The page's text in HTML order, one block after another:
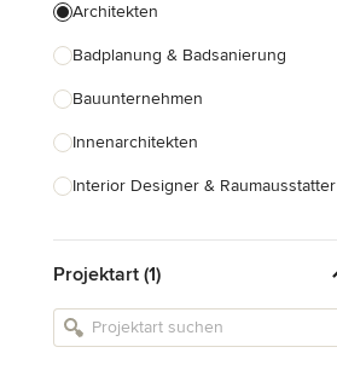
Architekten
Badplanung & Badsanierung
Bauunternehmen
Innenarchitekten
Interior Designer & Raumausstatter
Landschaftsarchitekten
Armaturen & Sanitärbedarf
Projektart (1)